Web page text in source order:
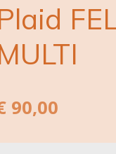
90,00